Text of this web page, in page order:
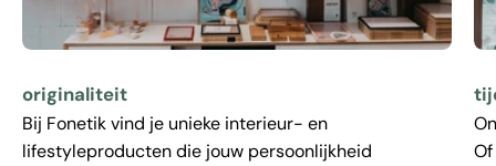
originaliteit
Bij Fonetik vind je unieke interieur- en
lifestyleproducten die jouw persoonlijkheid